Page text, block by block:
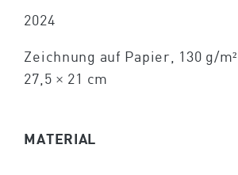
2024
Zeichnung auf Papier, 130 g/m².
27,5 × 21 cm
MATERIAL